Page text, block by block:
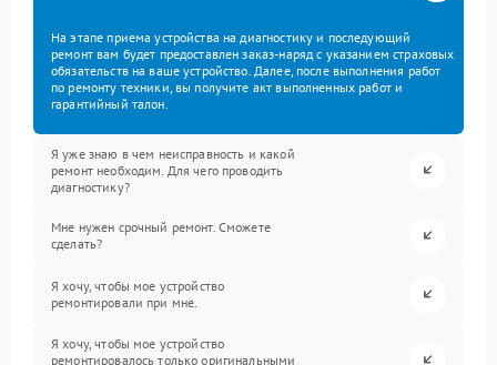
На этапе приема устройства на диагностику и последующий
ремонт вам будет предоставлен заказ-наряд с указанием страховых
обязательств на ваше устройство. Далее, после выполнения работ
по ремонту техники, вы получите акт выполненных работ и
гарантийный талон.
Я уже знаю в чем неисправность и какой
ремонт необходим. Для чего проводить
диагностику?
Мне нужен срочный ремонт. Сможете
сделать?
Я хочу, чтобы мое устройство
ремонтировали при мне.
Я хочу, чтобы мое устройство
ремонтировалось только оригинальными